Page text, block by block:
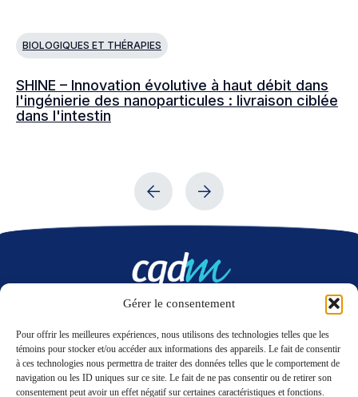
Gérer le consentement
Pour offrir les meilleures expériences, nous utilisons des technologies telles que les
témoins pour stocker et/ou accéder aux informations des appareils. Le fait de consentir
à ces technologies nous permettra de traiter des données telles que le comportement de
navigation ou les ID uniques sur ce site. Le fait de ne pas consentir ou de retirer son
consentement peut avoir un effet négatif sur certaines caractéristiques et fonctions.
BIOLOGIQUES ET THÉRAPIES
SHINE – Innovation évolutive à haut débit dans
l'ingénierie des nanoparticules : livraison ciblée
dans l'intestin
LinkedIn Twitter